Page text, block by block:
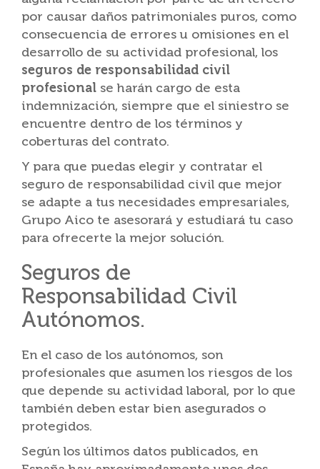
por causar daños patrimoniales puros, como
consecuencia de errores u omisiones en el
desarrollo de su actividad profesional, los
seguros de responsabilidad civil
profesional se harán cargo de esta
indemnización, siempre que el siniestro se
encuentre dentro de los términos y
coberturas del contrato.
Y para que puedas elegir y contratar el
seguro de responsabilidad civil que mejor
se adapte a tus necesidades empresariales,
Grupo Aico te asesorará y estudiará tu caso
para ofrecerte la mejor solución.
Seguros de
Responsabilidad Civil
Autónomos.
En el caso de los autónomos, son
profesionales que asumen los riesgos de los
que depende su actividad laboral, por lo que
también deben estar bien asegurados o
protegidos.
Según los últimos datos publicados, en